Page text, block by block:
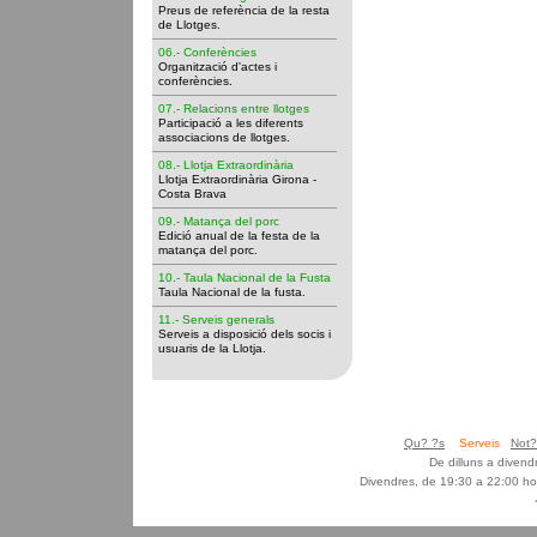
Preus de referència de la resta
de Llotges.
06.- Conferències
Organització d'actes i
conferències.
07.- Relacions entre llotges
Participació a les diferents
associacions de llotges.
08.- Llotja Extraordinària
Llotja Extraordinària Girona -
Costa Brava
09.- Matança del porc
Edició anual de la festa de la
matança del porc.
10.- Taula Nacional de la Fusta
Taula Nacional de la fusta.
11.- Serveis generals
Serveis a disposició dels socis i
usuaris de la Llotja.
Qu? ?s Serveis
De dilluns a
Divendres, de 19:30 a 22:00